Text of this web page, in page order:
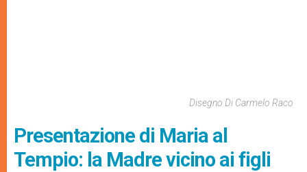
Disegno Di Carmelo Raco
Presentazione di Maria al
Tempio: la Madre vicino ai figli